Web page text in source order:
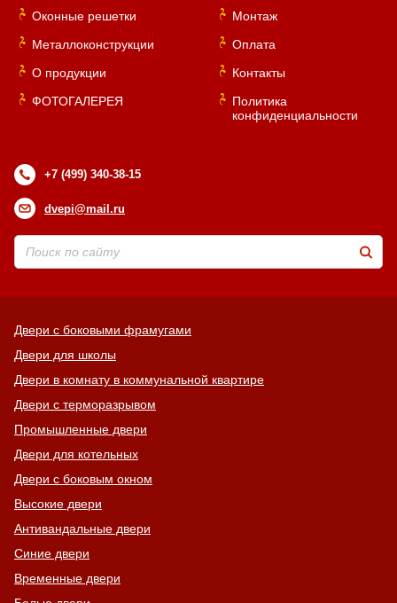
Оконные решетки
Металлоконструкции
О продукции
ФОТОГАЛЕРЕЯ
Монтаж
Оплата
Контакты
Политика
конфиденциальности
+7 (499) 340-38-15
dvepi@mail.ru
Двери с боковыми фрамугами
Двери для школы
Двери в комнату в коммунальной квартире
Двери с терморазрывом
Промышленные двери
Двери для котельных
Двери с боковым окном
Высокие двери
Антивандальные двери
Синие двери
Временные двери